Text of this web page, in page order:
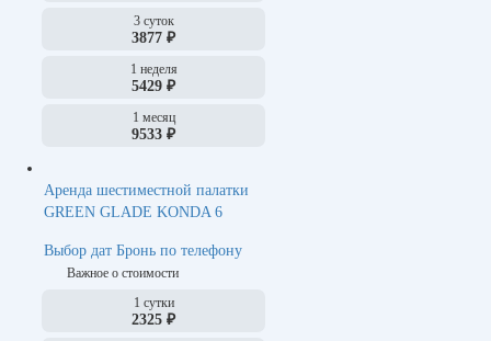
3 суток
3877 ₽
1 неделя
5429 ₽
1 месяц
9533 ₽
Аренда шестиместной палатки
GREEN GLADE KONDA 6
Выбор дат Бронь по телефону
Важное о стоимости
1 сутки
2325 ₽